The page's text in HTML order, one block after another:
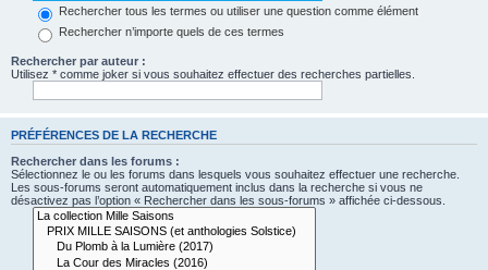
Rechercher tous les termes ou utiliser une question comme élément
Rechercher n’importe quels de ces termes
Rechercher par auteur :
Utilisez * comme joker si vous souhaitez effectuer des recherches partielles.
PRÉFÉRENCES DE LA RECHERCHE
Rechercher dans les forums :
Sélectionnez le ou les forums dans lesquels vous souhaitez effectuer une recherche.
Les sous-forums seront automatiquement inclus dans la recherche si vous ne
désactivez pas l’option « Rechercher dans les sous-forums » affichée ci-dessous.